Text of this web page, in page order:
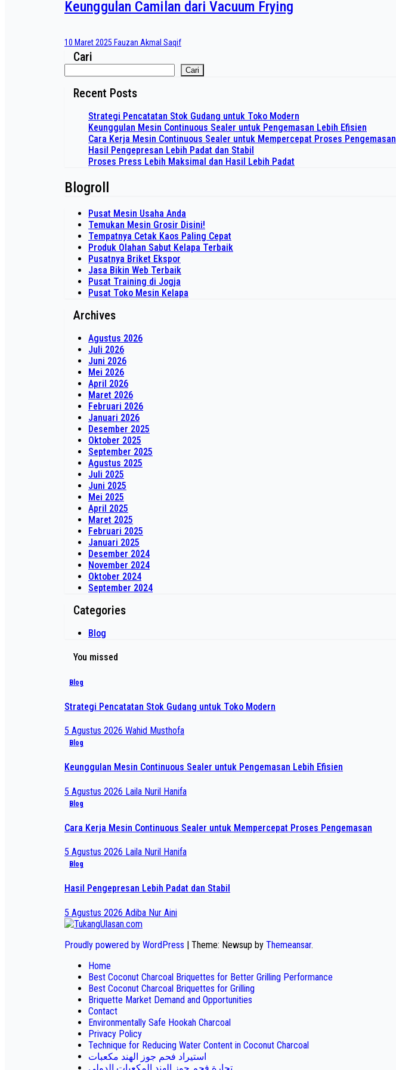
Keunggulan Camilan dari Vacuum Frying
10 Maret 2025 Fauzan Akmal Saqif
Cari
Cari
Recent Posts
Strategi Pencatatan Stok Gudang untuk Toko Modern
Keunggulan Mesin Continuous Sealer untuk Pengemasan Lebih Efisien
Cara Kerja Mesin Continuous Sealer untuk Mempercepat Proses Pengemasan
Hasil Pengepresan Lebih Padat dan Stabil
Proses Press Lebih Maksimal dan Hasil Lebih Padat
Blogroll
Pusat Mesin Usaha Anda
Temukan Mesin Grosir Disini!
Tempatnya Cetak Kaos Paling Cepat
Produk Olahan Sabut Kelapa Terbaik
Pusatnya Briket Ekspor
Jasa Bikin Web Terbaik
Pusat Training di Jogja
Pusat Toko Mesin Kelapa
Archives
Agustus 2026
Juli 2026
Juni 2026
Mei 2026
April 2026
Maret 2026
Februari 2026
Januari 2026
Desember 2025
Oktober 2025
September 2025
Agustus 2025
Juli 2025
Juni 2025
Mei 2025
April 2025
Maret 2025
Februari 2025
Januari 2025
Desember 2024
November 2024
Oktober 2024
September 2024
Categories
Blog
You missed
Blog
Strategi Pencatatan Stok Gudang untuk Toko Modern
5 Agustus 2026 Wahid Musthofa
Blog
Keunggulan Mesin Continuous Sealer untuk Pengemasan Lebih Efisien
5 Agustus 2026 Laila Nuril Hanifa
Blog
Cara Kerja Mesin Continuous Sealer untuk Mempercepat Proses Pengemasan
5 Agustus 2026 Laila Nuril Hanifa
Blog
Hasil Pengepresan Lebih Padat dan Stabil
5 Agustus 2026 Adiba Nur Aini
Proudly powered by WordPress | Theme: Newsup by Themeansar.
Home
Best Coconut Charcoal Briquettes for Better Grilling Performance
Best Coconut Charcoal Briquettes for Grilling
Briquette Market Demand and Opportunities
Contact
Environmentally Safe Hookah Charcoal
Privacy Policy
Technique for Reducing Water Content in Coconut Charcoal
استيراد فحم جوز الهند مكعبات